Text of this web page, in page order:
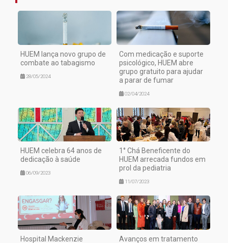
HUEM lança novo grupo de
combate ao tabagismo
28/05/2024
Com medicação e suporte
psicológico, HUEM abre
grupo gratuito para ajudar
a parar de fumar
02/04/2024
HUEM celebra 64 anos de
dedicação à saúde
06/09/2023
1° Chá Beneficente do
HUEM arrecada fundos em
prol da pediatria
11/07/2023
Hospital Mackenzie
Avanços em tratamento